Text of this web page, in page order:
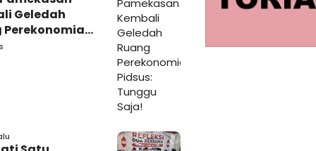
Geledah
Perekonomian,
Tunggu Saja!